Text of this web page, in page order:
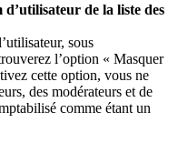
de la liste des
sous
l’option « Masquer
cette option, vous ne
des modérateurs et de
comme étant un